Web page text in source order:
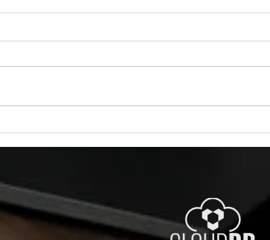
Você Sabe de Onde Veio Esse Restore?
banco de dados: Os que acham